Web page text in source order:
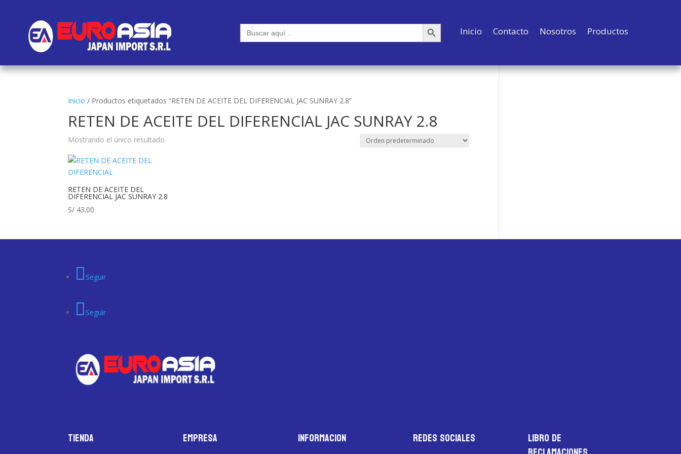
Buscar: Botón de búsqueda
Inicio Contacto Nosotros Productos
Inicio / Productos etiquetados “RETEN DE ACEITE DEL DIFERENCIAL JAC SUNRAY 2.8”
RETEN DE ACEITE DEL DIFERENCIAL JAC SUNRAY 2.8
Mostrando el único resultado
RETEN DE ACEITE DEL
DIFERENCIAL JAC SUNRAY 2.8
S/ 43.00
Seguir
Seguir
Tienda Empresa Informacion Redes Sociales LIBRO DE